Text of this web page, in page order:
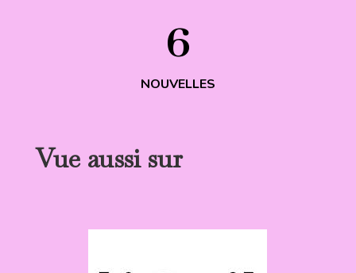
6
NOUVELLES
Vue aussi sur